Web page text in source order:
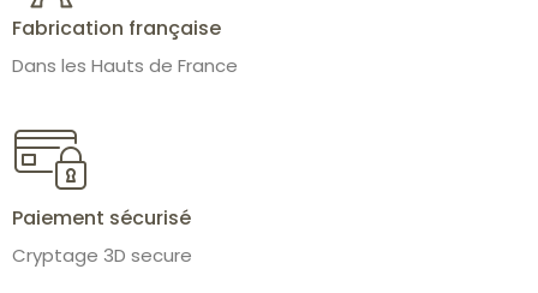
Fabrication française
Dans les Hauts de France
Paiement sécurisé
Cryptage 3D secure